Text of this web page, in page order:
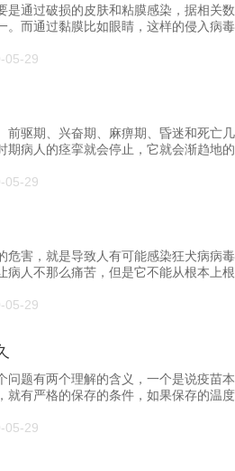
是通过破损的皮肤和粘膜感染，据相关
。而通过黏膜比如眼睛，这样的侵入病
的途径就是猫狗等动物排出带有病毒
就是说，如果猫狗死掉在冬天被埋在地
少的，还有罕见的报道就是通过器官移
05-29
前驱期、兴奋期、麻痹期、昏迷和死亡
期病人的痉挛就会停止，它就会渐趋地
球蛋白的注射，要采取这种防范措施
05-29
危害，就是导致人有可能感染狂犬病病
病人不那么痛苦，但是它不能从根本上
疫球蛋白的使用，我们一定还要了解
05-29
问题有两个理解的含义，一个是说疫苗
就有严格的保存的条件，如果保存的温
版的狂犬病暴露预防处置工作规范，
05-29